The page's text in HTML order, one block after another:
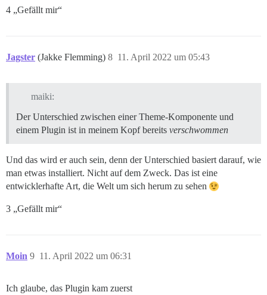
4 „Gefällt mir“
Jagster (Jakke Flemming) 11. April 2022 um 05:43
8
maiki:
Der Unterschied zwischen einer Theme-Komponente und
einem Plugin ist in meinem Kopf bereits verschwommen
Und das wird er auch sein, denn der Unterschied basiert darauf, wie
man etwas installiert. Nicht auf dem Zweck. Das ist eine
entwicklerhafte Art, die Welt um sich herum zu sehen
3 „Gefällt mir“
Moin 11. April 2022 um 06:31
9
Ich glaube, das Plugin kam zuerst